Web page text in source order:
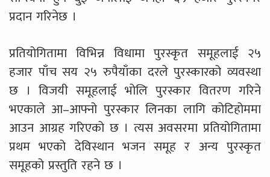
प्रदान गरिनेछ ।
प्रतियोगितामा विभिन्न विधामा पुरस्कृत समूहलाई २५
हजार पाँच सय २५ रुपैयाँका दरले पुरस्कारको व्यवस्था
छ । विजयी समूहलाई भोलि पुरस्कार वितरण गरिने
भएकाले आ–आफ्नो पुरस्कार लिनका लागि कोटिहोममा
आउन आग्रह गरिएको छ । त्यस अवसरमा प्रतियोगितामा
प्रथम भएको देविस्थान भजन समूह र अन्य पुरस्कृत
समूहको प्रस्तुति रहने छ ।